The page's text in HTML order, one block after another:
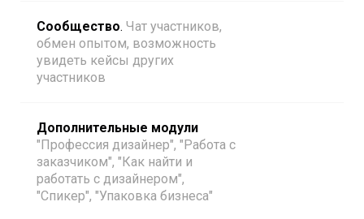
Сообщество. Чат участников,
обмен опытом, возможность
увидеть кейсы других
участников
Дополнительные модули
"Профессия дизайнер", "Работа с
заказчиком", "Как найти и
работать с дизайнером",
"Спикер", "Упаковка бизнеса"